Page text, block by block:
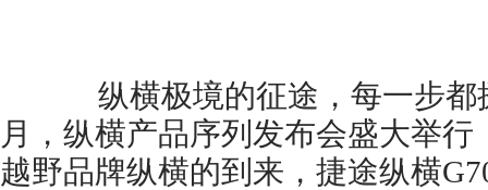
纵横极境的征途，每一步都
月，纵横产品序列发布会盛大举
越野品牌纵横的到来，捷途纵横